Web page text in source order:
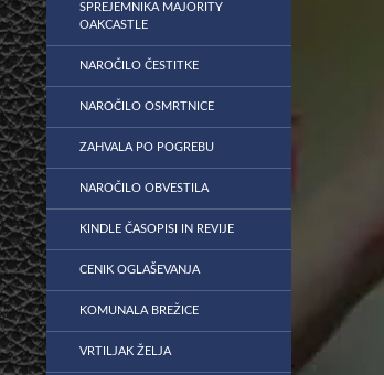
SPREJEMNIKA MAJORITY
OAKCASTLE
NAROČILO ČESTITKE
NAROČILO OSMRTNICE
ZAHVALA PO POGREBU
NAROČILO OBVESTILA
KINDLE ČASOPISI IN REVIJE
CENIK OGLAŠEVANJA
KOMUNALA BREŽICE
VRTILJAK ŽELJA